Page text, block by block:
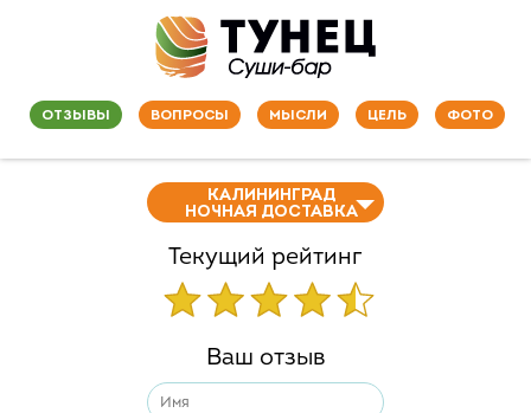
ОТЗЫВЫ ВОПРОСЫ МЫСЛИ ЦЕЛЬ ФОТО
КАЛИНИНГРАД
НОЧНАЯ ДОСТАВКА
Текущий рейтинг
Ваш отзыв